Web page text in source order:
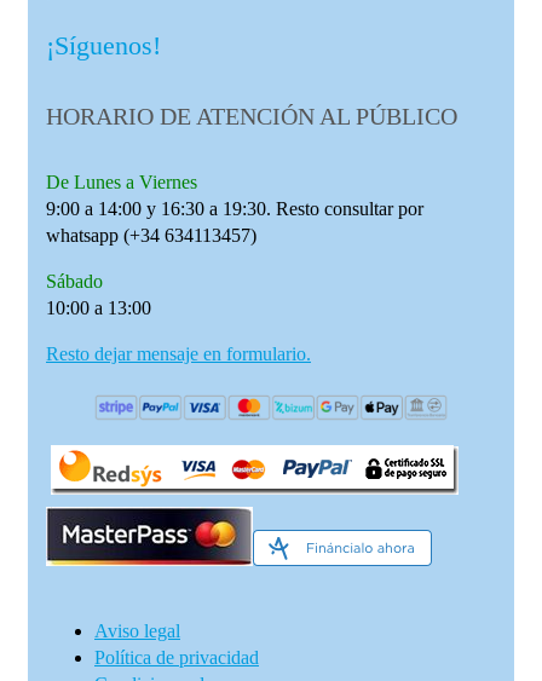
¡Síguenos!
HORARIO DE ATENCIÓN AL PÚBLICO
De Lunes a Viernes
9:00 a 14:00 y 16:30 a 19:30. Resto consultar por
whatsapp (+34 634113457)
Sábado
10:00 a 13:00
Resto dejar mensaje en formulario.
Aviso legal
Política de privacidad